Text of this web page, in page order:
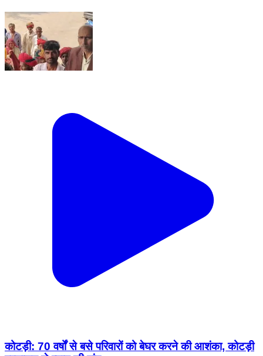
कोटड़ी: 70 वर्षों से बसे परिवारों को बेघर करने की आशंका, कोटड़ी